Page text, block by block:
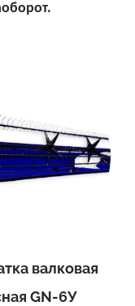
валковая
GN-6У